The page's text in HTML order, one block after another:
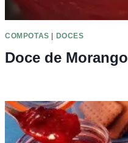
COMPOTAS DOCES
Doce de Morango